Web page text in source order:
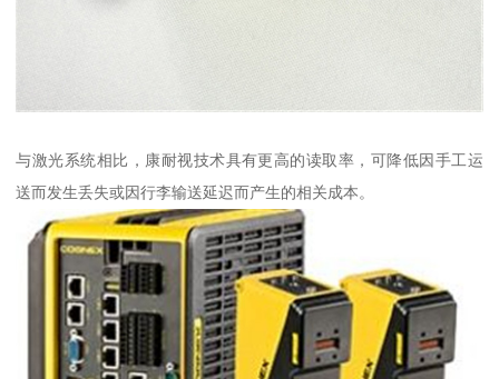
与激光系统相比，康耐视技术具有更高的读取率，可降低因手工运
送而发生丢失或因行李输送延迟而产生的相关成本。